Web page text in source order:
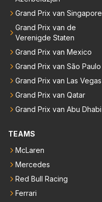
Grand Prix van Singapore
Grand Prix van de
Verenigde Staten
Grand Prix van Mexico
Grand Prix van São Paulo
Grand Prix van Las Vegas
Grand Prix van Qatar
Grand Prix van Abu Dhabi
TEAMS
McLaren
Mercedes
Red Bull Racing
Ferrari